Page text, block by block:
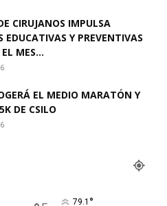
CIRUJANOS IMPULSA
EDUCATIVAS Y PREVENTIVAS
MES...
EL MEDIO MARATÓN Y
DE CSILO
79.1 °